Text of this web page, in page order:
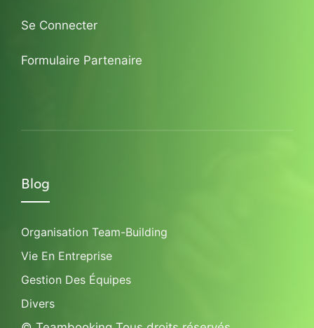
Se Connecter
Formulaire Partenaire
Blog
Organisation Team-Building
Vie En Entreprise
Gestion Des Équipes
Divers